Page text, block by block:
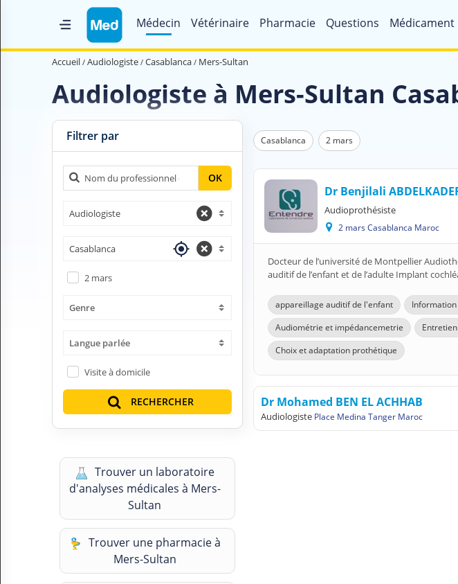
Médecin Vétérinaire Pharmacie Questions Médicament
Accueil
Magazine Médical
Nous contacter
Professionnel de santé
Pharmacie
Questions médicales
Laboratoire
Accueil Audiologiste Casablanca Mers-Sultan
Audiologiste à Mers-Sultan
Filtrer par
OK
Audiologiste
Casablanca
2 mars
Genre
Langue parlée
Visite à domicile
RECHERCHER
Trouver un laboratoire
d'analyses médicales à Mers-
Sultan
Trouver une pharmacie à
Mers-Sultan
Casablanca 2 mars
Dr Benjilali
Audioprothésiste
2 mars Casablanca Maroc
Docteur de l’université de Montpellier
auditif de l’enfant et de l’adulte Implant
appareillage auditif de l'enfant
Audiométrie et impédancemetrie
Choix et adaptation prothétique
Dr Mohamed BEN EL ACHHAB
Audiologiste Place Medina Tanger Maroc